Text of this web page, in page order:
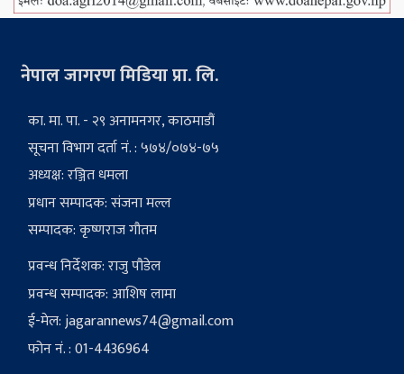
नेपाल जागरण मिडिया प्रा. लि.
का. मा. पा. - २९ अनामनगर, काठमाडौं
सूचना विभाग दर्ता नं. : ५७४/०७४-७५
अध्यक्ष: रञ्जित धमला
प्रधान सम्पादक: संजना मल्ल
सम्पादक: कृष्णराज गौतम
प्रवन्ध निर्देशक: राजु पौडेल
प्रवन्ध सम्पादक: आशिष लामा
ई-मेल:jagarannews74@gmail.com
फोन नं. : 01-4436964